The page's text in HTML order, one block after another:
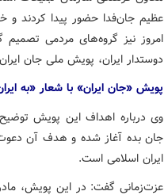
عظیم جان‌فدا حضور پیدا کردند و
امروز نیز گروه‌های مردمی تصمیم
دوستدار ایران، پویش ملی جان
پویش «جان ایران» با شعار «به
وی درباره اهداف این پویش
جان بده آغاز شده و هدف آن دعوت
ایران اسلامی است.
عزت‌زمانی گفت: در این پویش،